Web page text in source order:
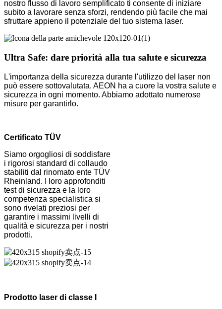
nostro flusso di lavoro semplificato ti consente di iniziare
subito a lavorare senza sforzi, rendendo più facile che mai
sfruttare appieno il potenziale del tuo sistema laser.
Ultra Safe: dare priorità alla tua salute e sicurezza
L'importanza della sicurezza durante l'utilizzo del laser non
può essere sottovalutata. AEON ha a cuore la vostra salute e
sicurezza in ogni momento. Abbiamo adottato numerose
misure per garantirlo.
Certificato TÜV
Siamo orgogliosi di soddisfare
i rigorosi standard di collaudo
stabiliti dal rinomato ente TÜV
Rheinland. I loro approfonditi
test di sicurezza e la loro
competenza specialistica si
sono rivelati preziosi per
garantire i massimi livelli di
qualità e sicurezza per i nostri
prodotti.
Prodotto laser di classe I